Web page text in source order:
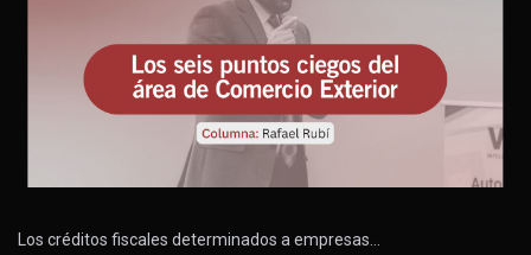
Los créditos fiscales determinados a empresas…